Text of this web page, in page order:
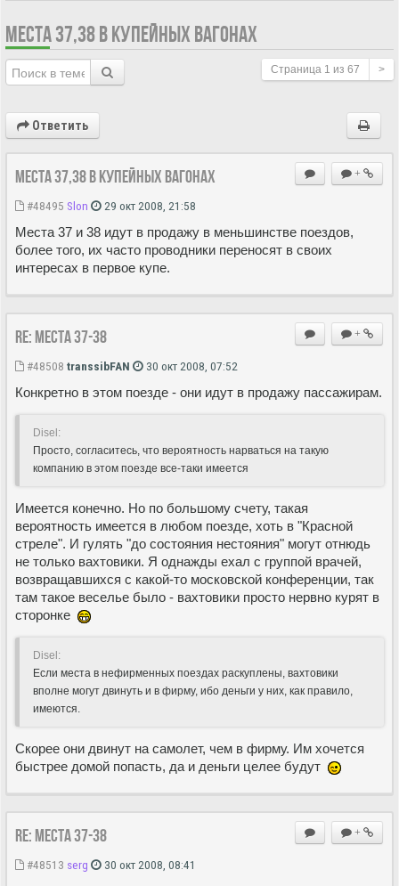
МЕСТА 37,38 В КУПЕЙНЫХ ВАГОНАХ
Страница 1 из 67 >
Ответить
+
Места 37,38 в купейных вагонах
#48495 Slon 29 окт 2008, 21:58
Места 37 и 38 идут в продажу в меньшинстве поездов,
более того, их часто проводники переносят в своих
интересах в первое купе.
+
Re: Места 37-38
#48508 transsibFAN 30 окт 2008, 07:52
Конкретно в этом поезде - они идут в продажу пассажирам.
Disel:
Просто, согласитесь, что вероятность нарваться на такую
компанию в этом поезде все-таки имеется
Имеется конечно. Но по большому счету, такая
вероятность имеется в любом поезде, хоть в "Красной
стреле". И гулять "до состояния нестояния" могут отнюдь
не только вахтовики. Я однажды ехал с группой врачей,
возвращавшихся с какой-то московской конференции, так
там такое веселье было - вахтовики просто нервно курят в
сторонке
Disel:
Если места в нефирменных поездах раскуплены, вахтовики
вполне могут двинуть и в фирму, ибо деньги у них, как правило,
имеются.
Скорее они двинут на самолет, чем в фирму. Им хочется
быстрее домой попасть, да и деньги целее будут
+
Re: Места 37-38
#48513 serg 30 окт 2008, 08:41